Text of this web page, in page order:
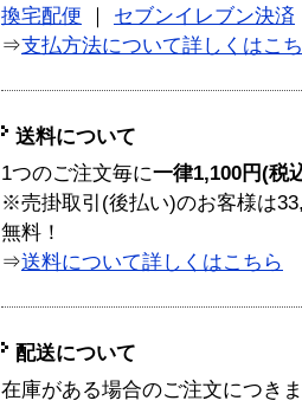
換宅配便
セブンイレブン決済
⇒支払方法について詳しくはこ
送料について
1つのご注文毎に一律1,100円(税
※売掛取引(後払い)のお客様は
無料！
⇒送料について詳しくはこちら
配送について
在庫がある場合のご注文につき